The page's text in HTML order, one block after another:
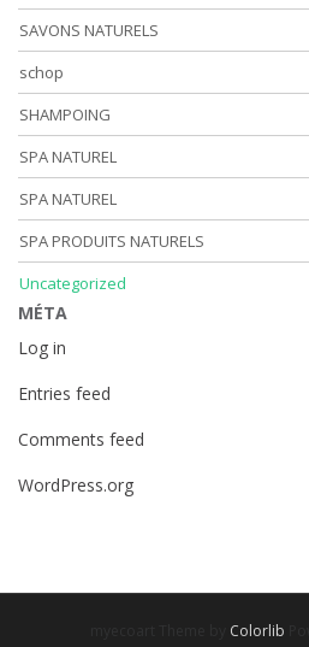
SAVONS NATURELS
schop
SHAMPOING
SPA NATUREL
SPA NATUREL
SPA PRODUITS NATURELS
Uncategorized
MÉTA
Log in
Entries feed
Comments feed
WordPress.org
Colorlib